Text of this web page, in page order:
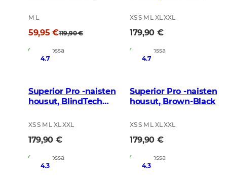
M L
59,95 €119,90 €
Varastossa
XS S M L XL XXL
179,90 €
Varastossa
4.7
Superior Pro -naisten
housut, BlindTech
XS S M L XL XXL
179,90 €
Varastossa
4.7
Superior Pro -naisten
housut, Brown-Black
XS S M L XL XXL
179,90 €
Varastossa
4.3
4.3